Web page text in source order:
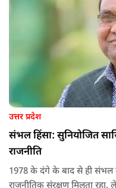
उत्तर प्रदेश
संभल हिंसा: सुनियोजित
राजनीति
1978 के दंगे के बाद से ही संभल
राजनीतिक संरक्षण मिलता रहा.